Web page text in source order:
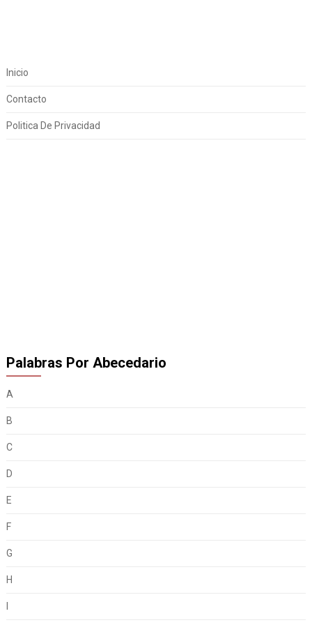
Inicio
Contacto
Politica De Privacidad
Palabras Por Abecedario
A
B
C
D
E
F
G
H